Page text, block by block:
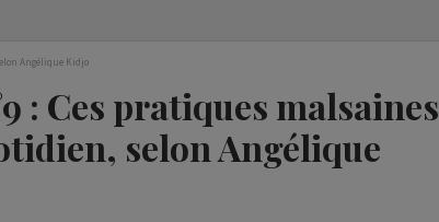
Angélique Kidjo
: Ces pratiques malsaines
selon Angélique